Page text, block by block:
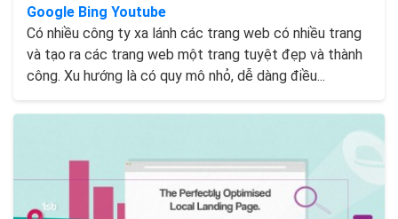
Google Bing Youtube
Có nhiều công ty xa lánh các trang web có nhiều trang
và tạo ra các trang web một trang tuyệt đẹp và thành
công. Xu hướng là có quy mô nhỏ, dễ dàng điều...